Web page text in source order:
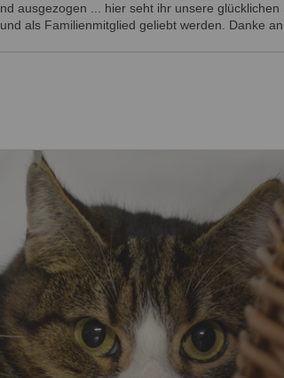
ausgezogen ... hier seht ihr unsere
als Familienmitglied geliebt werden. Danke